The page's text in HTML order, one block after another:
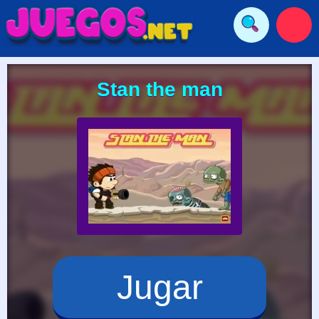
Stan the man
Jugar